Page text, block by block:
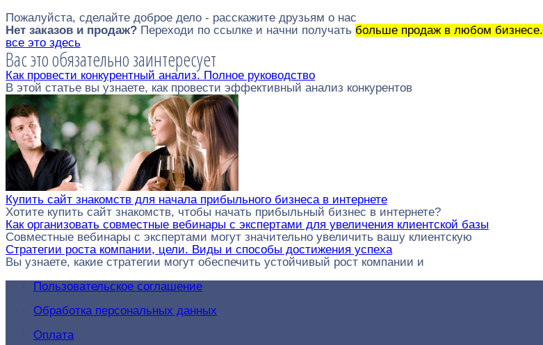
Пожалуйста, сделайте доброе дело - расскажите друзьям о нас
Нет заказов и продаж? Переходи по ссылке и начни получать больше продаж в любом бизнесе.
все это здесь
Вас это обязательно заинтересует
Как провести конкурентный анализ. Полное руководство
В этой статье вы узнаете, как провести эффективный анализ конкурентов
Купить сайт знакомств для начала прибыльного бизнеса в интернете
Хотите купить сайт знакомств, чтобы начать прибыльный бизнес в интернете?
Как организовать совместные вебинары с экспертами для увеличения клиентской базы
Совместные вебинары с экспертами могут значительно увеличить вашу клиентскую
Стратегии роста компании, цели. Виды и способы достижения успеха
Вы узнаете, какие стратегии могут обеспечить устойчивый рост компании и
Пользовательское соглашение
Обработка персональных данных
Оплата